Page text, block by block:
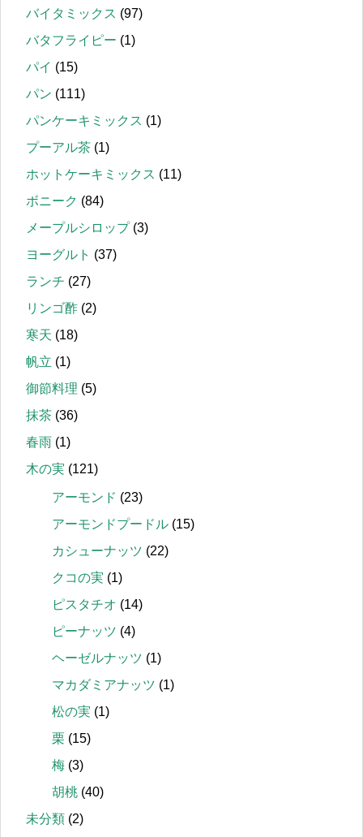
バイタミックス (97)
バタフライピー (1)
パイ (15)
パン (111)
パンケーキミックス (1)
プーアル茶 (1)
ホットケーキミックス (11)
ボニーク (84)
メープルシロップ(3)
ヨーグルト (37)
ランチ (27)
リンゴ酢 (2)
寒天 (18)
帆立 (1)
御節料理 (5)
抹茶 (36)
春雨 (1)
木の実 (121)
アーモンド (23)
アーモンドプードル (15)
カシューナッツ (22)
クコの実 (1)
ピスタチオ (14)
ピーナッツ (4)
ヘーゼルナッツ (1)
マカダミアナッツ (1)
松の実 (1)
栗 (15)
梅 (3)
胡桃 (40)
未分類 (2)